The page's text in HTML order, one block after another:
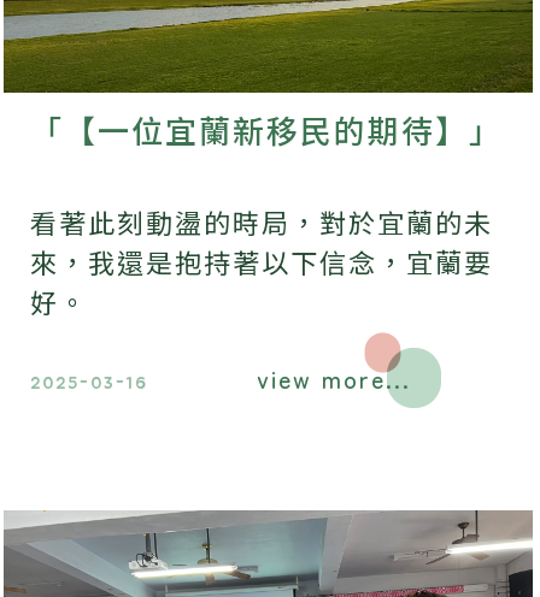
「【一位宜蘭新移民的期待】」
看著此刻動盪的時局，對於宜蘭的未
來，我還是抱持著以下信念，宜蘭要
好。
2025-03-16 view more...